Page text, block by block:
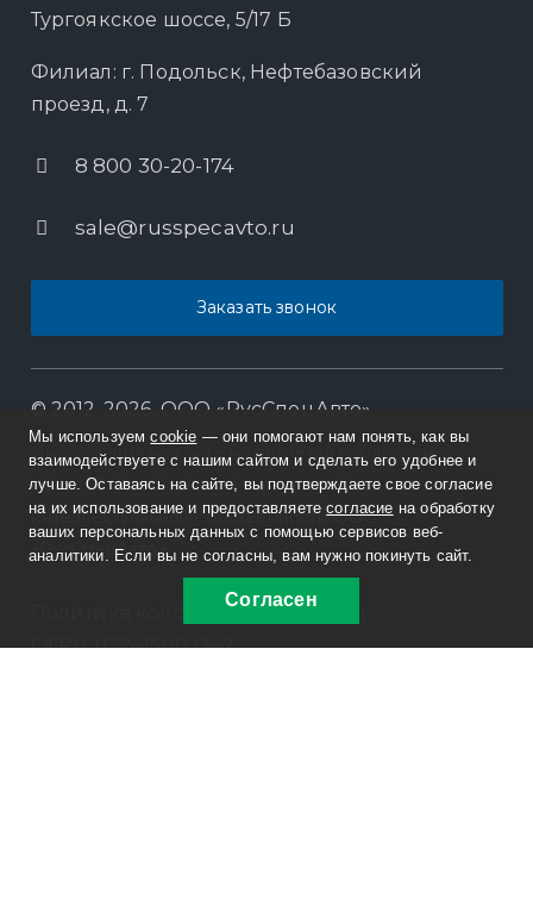
Тургоякское шоссе, 5/17 Б
Филиал: г. Подольск, Нефтебазовский
проезд, д. 7
8 800 30-20-174
sale@russpecavto.ru
Заказать звонок
© 2012-2026, ООО «РусСпецАвто»
Информация на сайте не является публичной
офертой. Изображения являются объектом прав
интеллектуальной собственности ООО
«РусСпецАвто».
Политика конфиденциальности
ОГРН 1127415002362
Мы используемcookie — они помогают нам понять, как вы
взаимодействуете с нашим сайтом и сделать его удобнее и
лучше. Оставаясь на сайте, вы подтверждаете свое согласие
на их использование и предоставляетесогласие на обработку
ваших персональных данных с помощью сервисов веб-
аналитики. Если вы не согласны, вам нужно покинуть сайт.
Согласен